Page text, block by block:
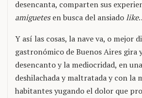
desencanta, comparten sus
amiguetesen busca del ansiadolike
Y así las cosas, la nave va, o mejor
gastronómico de Buenos Aires gira
desencanto y la mediocridad, en
deshilachada y maltratada y con la
habitantes yugando el dolor que